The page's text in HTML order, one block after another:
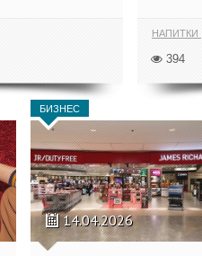
НАПИТКИ
394
БИЗНЕС
14.04.2026